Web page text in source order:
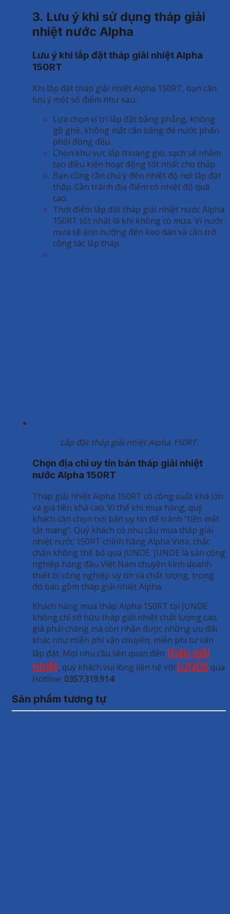
3. Lưu ý khi sử dụng tháp giải
nhiệt nước Alpha
Lưu ý khi lắp đặt tháp giải nhiệt Alpha
150RT
Khi lắp đặt tháp giải nhiệt Alpha 150RT, bạn cần
lưu ý một số điểm như sau:
Lựa chọn vị trí lắp đặt bằng phẳng, không
gồ ghề, không mất cân bằng để nước phân
phối đồng đều.
Chọn khu vực lắp thoáng gió, sạch sẽ nhằm
tạo điều kiện hoạt động tốt nhất cho tháp.
Bạn cũng cần chú ý đến nhiệt độ nơi lắp đặt
tháp. Cần tránh địa điểm có nhiệt độ quá
cao.
Thời điểm lắp đặt tháp giải nhiệt nước Alpha
150RT tốt nhất là khi không có mưa. Vì nước
mưa sẽ ảnh hưởng đến keo dán và cản trở
công tác lắp tháp.
Lắp đặt tháp giải nhiệt Alpha 150RT.
Chọn địa chỉ uy tín bán tháp giải nhiệt
nước Alpha 150RT
Tháp giải nhiệt Alpha 150RT có công suất khá lớn
và giá tiền khá cao. Vì thế khi mua hàng, quý
khách cần chọn nơi bán uy tín để tránh “tiền mất
tật mang”. Quý khách có nhu cầu mua tháp giải
nhiệt nước 150RT chính hãng Alpha Vina, chắc
chắn không thể bỏ qua JUNDE. JUNDE là sàn công
nghiệp hàng đầu Việt Nam chuyên kinh doanh
thiết bị công nghiệp uy tín và chất lượng, trong
đó bao gồm tháp giải nhiệt Alpha.
Khách hàng mua tháp Alpha 150RT tại JUNDE
không chỉ sở hữu tháp giải nhiệt chất lượng cao,
giá phải chăng mà còn nhận được những ưu đãi
khác như miễn phí vận chuyển, miễn phí tư vấn
lắp đặt. Mọi nhu cầu liên quan đến tháp giải
nhiệt, quý khách vui lòng liên hệ với JUNDEqua
Hotline: 0357.319.914!
Sản phẩm tương tự